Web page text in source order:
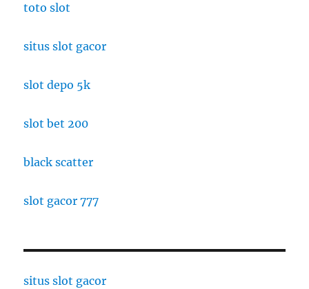
toto slot
situs slot gacor
slot depo 5k
slot bet 200
black scatter
slot gacor 777
situs slot gacor